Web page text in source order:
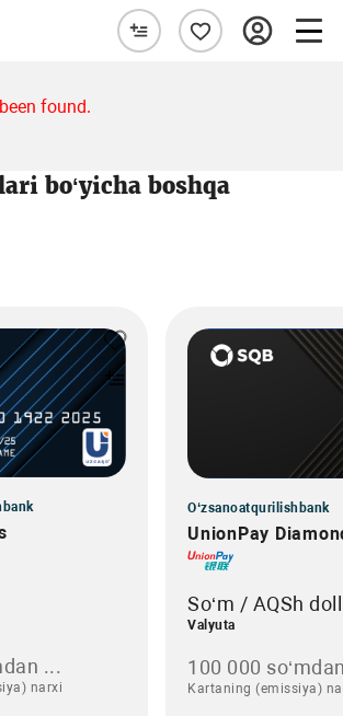
found.
bo‘yicha boshqa
...
narxi
O‘zsanoatqurilishbank
UnionPay
So‘m / AQSh
Valyuta
100 000
Kartaning (emissiya)